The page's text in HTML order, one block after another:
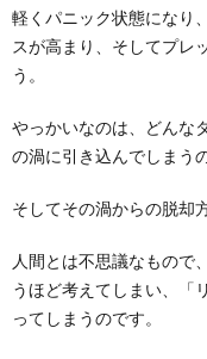
軽くパニック状態になり
スが高まり、そしてプレ
う。
やっかいなのは、どんな
の渦に引き込んでしまう
そしてその渦からの脱却
人間とは不思議なもので
うほど考えてしまい、「
ってしまうのです。